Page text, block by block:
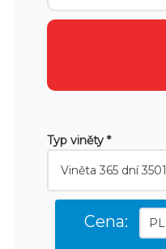
Typ viněty *
Cena: